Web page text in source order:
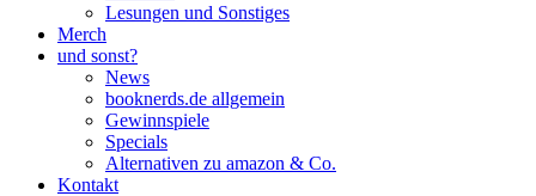
Lesungen und Sonstiges
Merch
und sonst?
News
booknerds.de allgemein
Gewinnspiele
Specials
Alternativen zu amazon & Co.
Kontakt